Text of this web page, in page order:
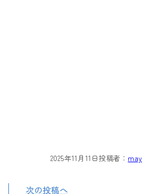
2025年11月11日投稿者： may
次の投稿へ